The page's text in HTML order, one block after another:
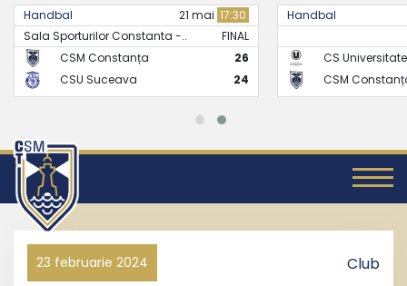
Handbal 21 mai 17:30
Sala Sporturilor Constanta -..
FINAL
CSM Constanța
26
CSU Suceava
24
Handbal
CS
CSM
23 februarie 2024 Club